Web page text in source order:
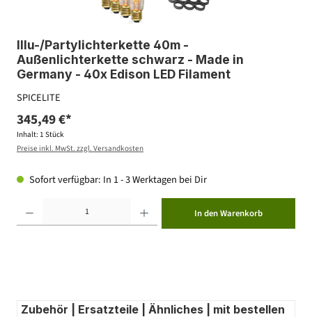
Illu-/Partylichterkette 40m -
Außenlichterkette schwarz - Made in
Germany - 40x Edison LED Filament
SPICELITE
345,49 €*
Inhalt: 1 Stück
Preise inkl. MwSt. zzgl. Versandkosten
Sofort verfügbar: In 1 - 3 Werktagen bei Dir
In den Warenkorb
Zubehör | Ersatzteile | Ähnliches | mit bestellen